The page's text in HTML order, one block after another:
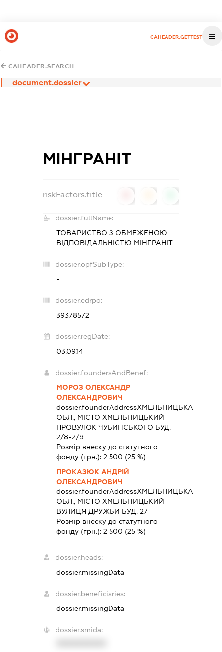
CAHEADER.GETTEST
CAHEADER.SEARCH
document.dossier
МІНГРАНІТ
riskFactors.title
dossier.fullName:
ТОВАРИСТВО З ОБМЕЖЕНОЮ
ВІДПОВІДАЛЬНІСТЮ МІНГРАНІТ
dossier.opfSubType:
-
dossier.edrpo:
39378572
dossier.regDate:
03.09.14
dossier.foundersAndBenef:
МОРОЗ ОЛЕКСАНДР
ОЛЕКСАНДРОВИЧ
dossier.founderAddressХМЕЛЬНИЦЬКА
ОБЛ., МІСТО ХМЕЛЬНИЦЬКИЙ
ПРОВУЛОК ЧУБИНСЬКОГО БУД.
2/8-2/9
Розмір внеску до статутного
фонду (грн.): 2 500 (25 %)
ПРОКАЗЮК АНДРІЙ
ОЛЕКСАНДРОВИЧ
dossier.founderAddressХМЕЛЬНИЦЬКА
ОБЛ., МІСТО ХМЕЛЬНИЦЬКИЙ
ВУЛИЦЯ ДРУЖБИ БУД. 27
Розмір внеску до статутного
фонду (грн.): 2 500 (25 %)
dossier.heads:
dossier.missingData
dossier.beneficiaries:
dossier.missingData
dossier.smida: